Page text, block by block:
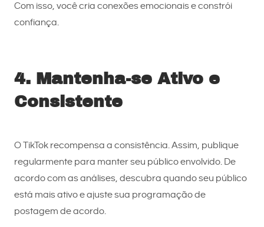
Com isso, você cria conexões emocionais e constrói
confiança.
4. Mantenha-se Ativo e
Consistente
O TikTok recompensa a consistência. Assim, publique
regularmente para manter seu público envolvido. De
acordo com as análises, descubra quando seu público
está mais ativo e ajuste sua programação de
postagem de acordo.